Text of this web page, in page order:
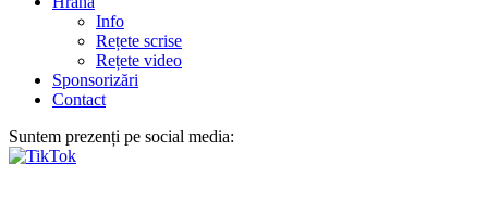
Info
Rețete scrise
Rețete video
Sponsorizări
Contact
Suntem prezenți pe social media: